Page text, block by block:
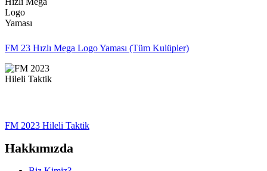
FM 23 Hızlı Mega Logo Yaması (Tüm Kulüpler)
FM 2023 Hileli Taktik
Hakkımızda